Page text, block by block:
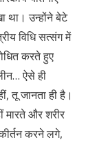
था। उन्होंने बेटे
विधि सत्संग में
करते हुए
ऐसे ही
तू जानता ही है।
मारते और शरीर
करने लगे,